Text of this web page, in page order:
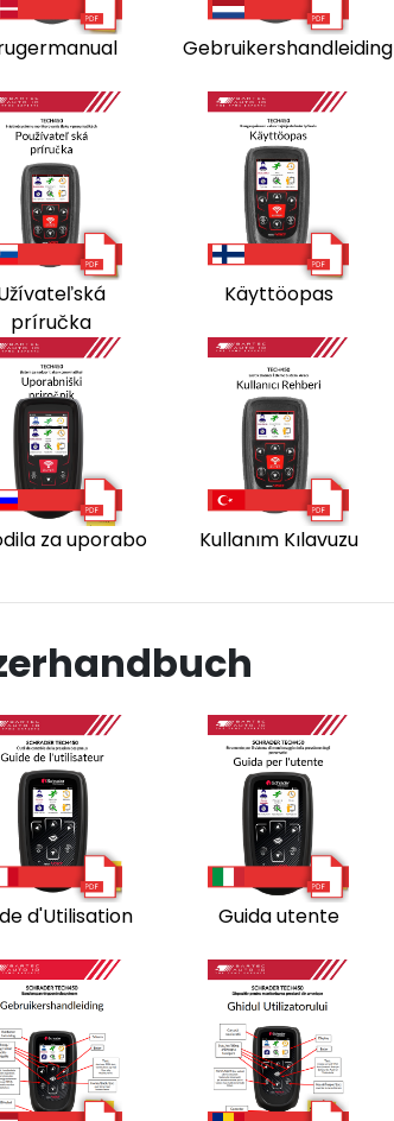
Gebruikershandleiding
príručka
Käyttöopas
za uporabo Kullanım Kılavuzu
d'Utilisation Guida utente